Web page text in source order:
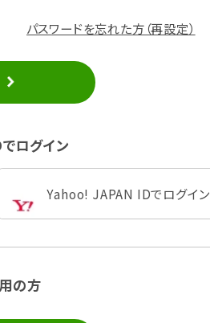
パスワードを忘れた方（再設定）
ログイン
Yahoo! JAPAN IDでログイン
の方